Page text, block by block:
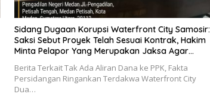
Sidang Dugaan Korupsi Waterfront City Samosir:
Saksi Sebut Proyek Telah Sesuai Kontrak, Hakim
Minta Pelapor Yang Merupakan Jaksa Agar
Berita Terkait Tak Ada Aliran Dana ke PPK, Fakta
Persidangan Ringankan Terdakwa Waterfront City
Dua…